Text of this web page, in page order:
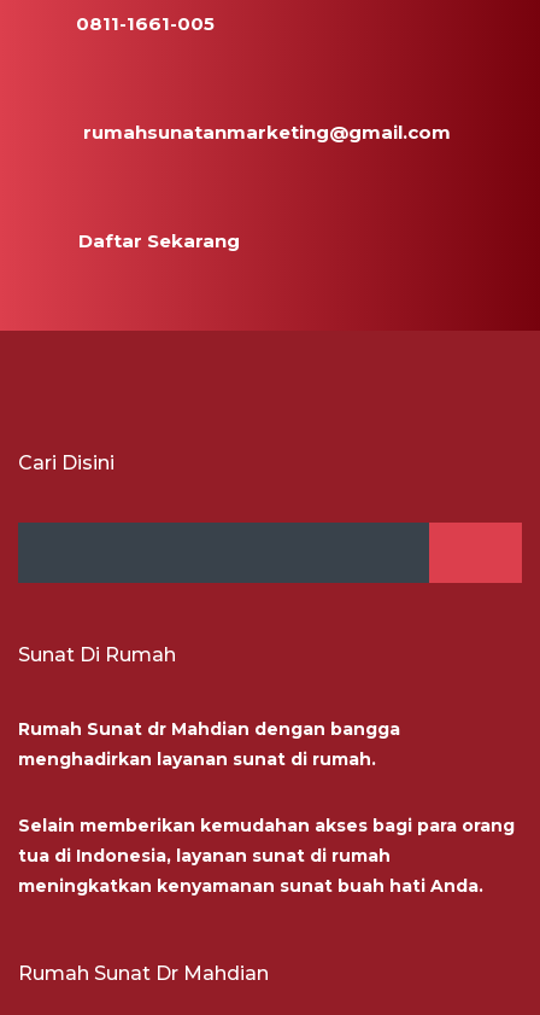
0811-1661-005
rumahsunatanmarketing@gmail.com
Daftar Sekarang
Cari Disini
Sunat Di Rumah
Rumah Sunat dr Mahdian dengan bangga
menghadirkan layanan sunat di rumah.
Selain memberikan kemudahan akses bagi para orang
tua di Indonesia, layanan sunat di rumah
meningkatkan kenyamanan sunat buah hati Anda.
Rumah Sunat Dr Mahdian